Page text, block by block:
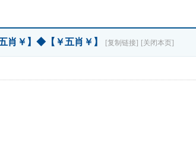
肖￥】◆【￥五肖￥】 [复制链接] [关闭本页]